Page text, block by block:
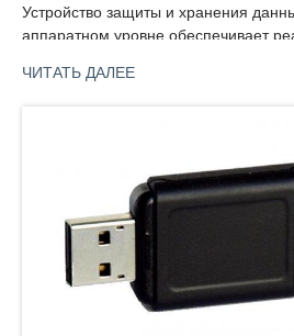
Устройство защиты и хранения
аппаратном уровне обеспечивает
элекронно-цифровой подписи и
Устройство защиты и хранения
функционирует совместно с СКЗИ
ЧИТАТЬ ДАЛЕЕ